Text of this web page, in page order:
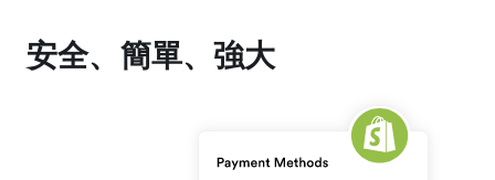
安全、簡單、強大